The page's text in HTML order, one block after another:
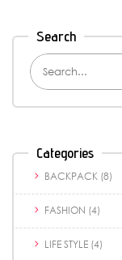
Search
Categories
BACKPACK (8)
FASHION (4)
LIFE STYLE (4)